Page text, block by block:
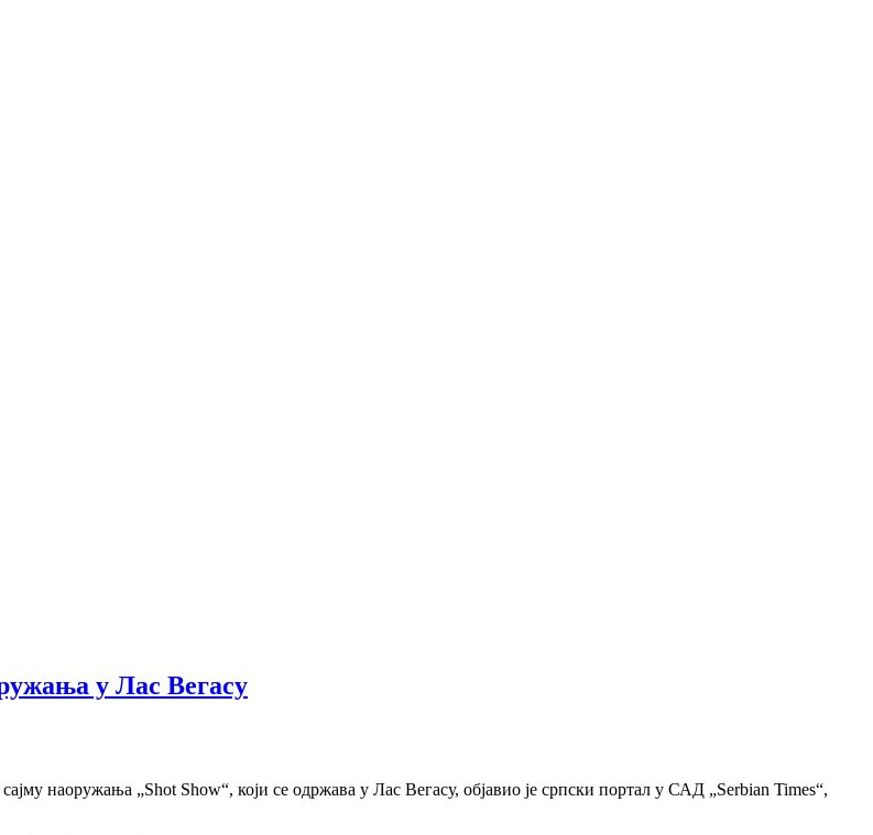
у Лас Вегасу
наоружања „Shot Show“, који се одржава у Лас Вегасу, објавио је српски портал у САД „Serbian Times“,